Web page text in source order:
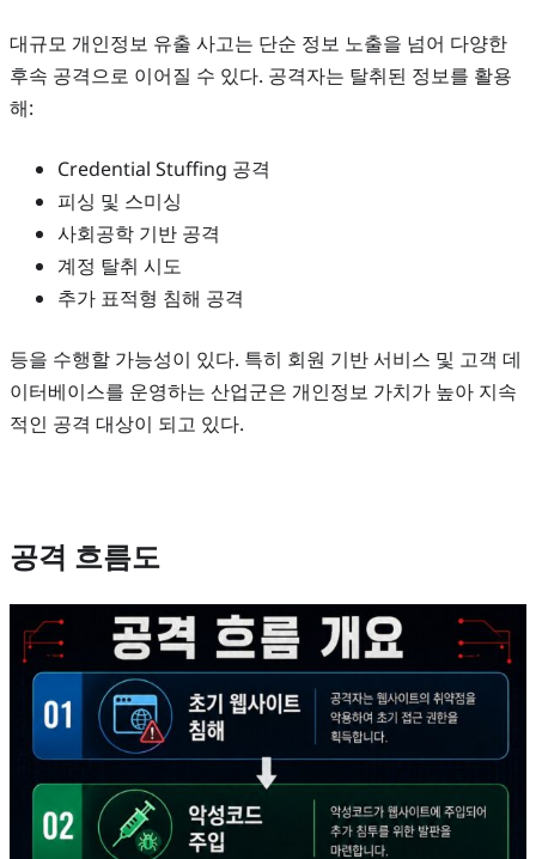
대규모 개인정보 유출 사고는 단순 정보 노출을 넘어 다양한
후속 공격으로 이어질 수 있다. 공격자는 탈취된 정보를 활용
해:
Credential Stuffing 공격
피싱 및 스미싱
사회공학 기반 공격
계정 탈취 시도
추가 표적형 침해 공격
등을 수행할 가능성이 있다. 특히 회원 기반 서비스 및 고객 데
이터베이스를 운영하는 산업군은 개인정보 가치가 높아 지속
적인 공격 대상이 되고 있다.
공격 흐름도